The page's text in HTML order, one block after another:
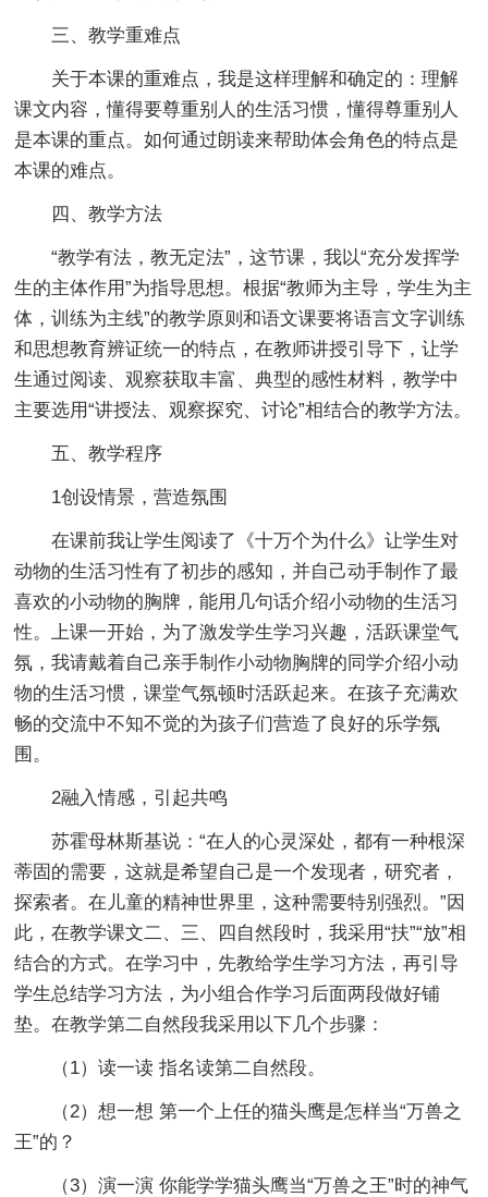
三、教学重难点
关于本课的重难点，我是这样理解和确定的：理解
课文内容，懂得要尊重别人的生活习惯，懂得尊重别人
是本课的重点。如何通过朗读来帮助体会角色的特点是
本课的难点。
四、教学方法
“教学有法，教无定法”，这节课，我以“充分发挥学
生的主体作用”为指导思想。根据“教师为主导，学生为主
体，训练为主线”的教学原则和语文课要将语言文字训练
和思想教育辨证统一的特点，在教师讲授引导下，让学
生通过阅读、观察获取丰富、典型的感性材料，教学中
主要选用“讲授法、观察探究、讨论”相结合的教学方法。
五、教学程序
1创设情景，营造氛围
在课前我让学生阅读了《十万个为什么》让学生对
动物的生活习性有了初步的感知，并自己动手制作了最
喜欢的小动物的胸牌，能用几句话介绍小动物的生活习
性。上课一开始，为了激发学生学习兴趣，活跃课堂气
氛，我请戴着自己亲手制作小动物胸牌的同学介绍小动
物的生活习惯，课堂气氛顿时活跃起来。在孩子充满欢
畅的交流中不知不觉的为孩子们营造了良好的乐学氛
围。
2融入情感，引起共鸣
苏霍母林斯基说：“在人的心灵深处，都有一种根深
蒂固的需要，这就是希望自己是一个发现者，研究者，
探索者。在儿童的精神世界里，这种需要特别强烈。”因
此，在教学课文二、三、四自然段时，我采用“扶”“放”相
结合的方式。在学习中，先教给学生学习方法，再引导
学生总结学习方法，为小组合作学习后面两段做好铺
垫。在教学第二自然段我采用以下几个步骤：
（1）读一读 指名读第二自然段。
（2）想一想 第一个上任的猫头鹰是怎样当“万兽之
王”的？
（3）演一演 你能学学猫头鹰当“万兽之王”时的神气